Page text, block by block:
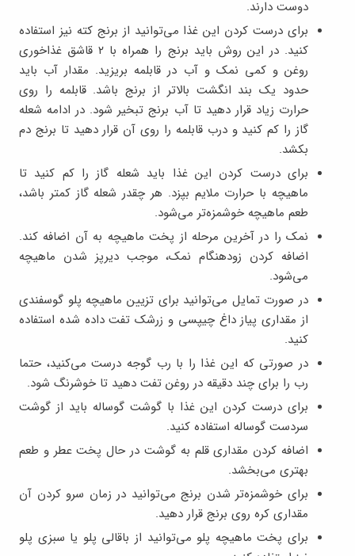
دوست دارند.
برای درست کردن این غذا می‌توانید از برنج کته نیز استفاده
کنید. در این روش باید برنج را همراه با ۲ قاشق غذاخوری
روغن و کمی نمک و آب در قابلمه بریزید. مقدار آب باید
حدود یک بند انگشت بالاتر از برنج باشد. قابلمه را روی
حرارت زیاد قرار دهید تا آب برنج تبخیر شود. در ادامه شعله
گاز را کم کنید و درب قابلمه را روی آن قرار دهید تا برنج دم
بکشد.
برای درست کردن این غذا باید شعله گاز را کم کنید تا
ماهیچه با حرارت ملایم بپزد. هر چقدر شعله گاز کمتر باشد،
طعم ماهیچه خوشمزه‌تر می‌شود.
نمک را در آخرین مرحله از پخت ماهیچه به آن اضافه کند.
اضافه کردن زودهنگام نمک، موجب دیرپز شدن ماهیچه
می‌شود.
در صورت تمایل می‌توانید برای تزیین ماهیچه پلو گوسفندی
از مقداری پیاز داغ چیپسی و زرشک تفت داده شده استفاده
کنید.
در صورتی که این غذا را با رب گوجه درست می‌کنید، حتما
رب را برای چند دقیقه در روغن تفت دهید تا خوشرنگ شود.
برای درست کردن این غذا با گوشت گوساله باید از گوشت
سردست گوساله استفاده کنید.
اضافه کردن مقداری قلم به گوشت در حال پخت عطر و طعم
بهتری می‌بخشد.
برای خوشمزه‌تر شدن برنج می‌توانید در زمان سرو کردن آن
مقداری کره روی برنج قرار دهید.
برای پخت ماهیچه پلو می‌توانید از باقالی پلو یا سبزی پلو